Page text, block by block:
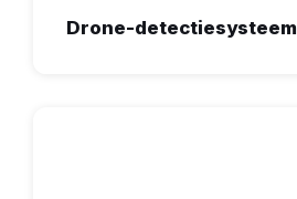
Drone-detectiesysteem